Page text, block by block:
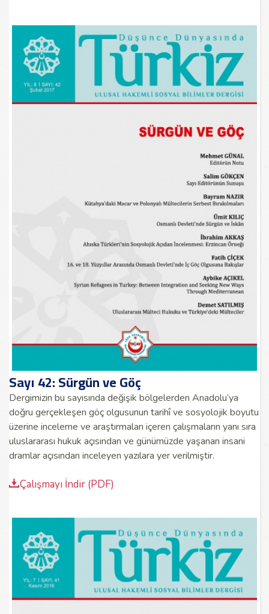
Sayı 42: Sürgün ve Göç
Dergimizin bu sayısında değişik bölgelerden Anadolu’ya
doğru gerçekleşen göç olgusunun tarihî ve sosyolojik boyutu
üzerine inceleme ve araştırmaları içeren çalışmaların yanı sıra
uluslararası hukuk açısından ve günümüzde yaşanan insani
dramlar açısından inceleyen yazılara yer verilmiştir.
Çalışmayı İndir (PDF)